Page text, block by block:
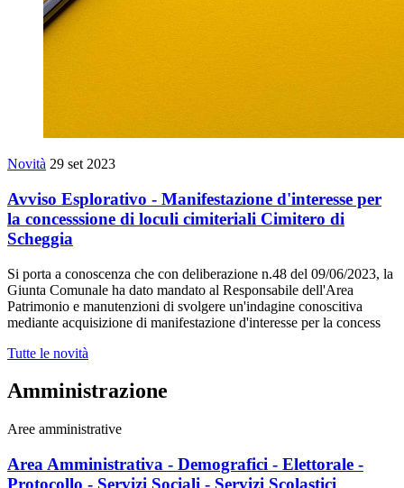
Novità 29 set 2023
Avviso Esplorativo - Manifestazione d'interesse per
la concesssione di loculi cimiteriali Cimitero di
Scheggia
Si porta a conoscenza che con deliberazione n.48 del 09/06/2023, la
Giunta Comunale ha dato mandato al Responsabile dell'Area
Patrimonio e manutenzioni di svolgere un'indagine conoscitiva
mediante acquisizione di manifestazione d'interesse per la concess
Tutte le novità
Amministrazione
Aree amministrative
Area Amministrativa - Demografici - Elettorale -
Protocollo - Servizi Sociali - Servizi Scolastici